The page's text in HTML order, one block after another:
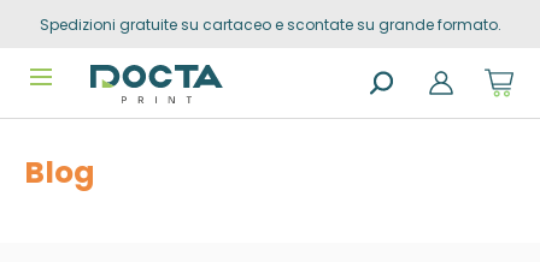
Skip to
Spedizioni gratuite su cartaceo e scontate su grande formato.
products
Blog